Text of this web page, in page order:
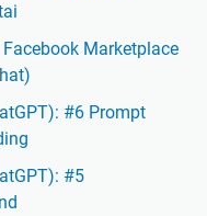
Marketplace
#6 Prompt
#5